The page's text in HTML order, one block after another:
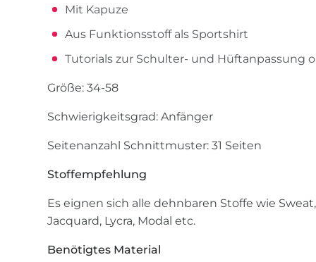
Mit Kapuze
Aus Funktionsstoff als Sportshirt
Tutorials zur Schulter- und Hüftanpassung
Größe: 34-58
Schwierigkeitsgrad: Anfänger
Seitenanzahl Schnittmuster: 31 Seiten
Stoffempfehlung
Es eignen sich alle dehnbaren Stoffe wie
Jacquard, Lycra, Modal etc.
Benötigtes Material